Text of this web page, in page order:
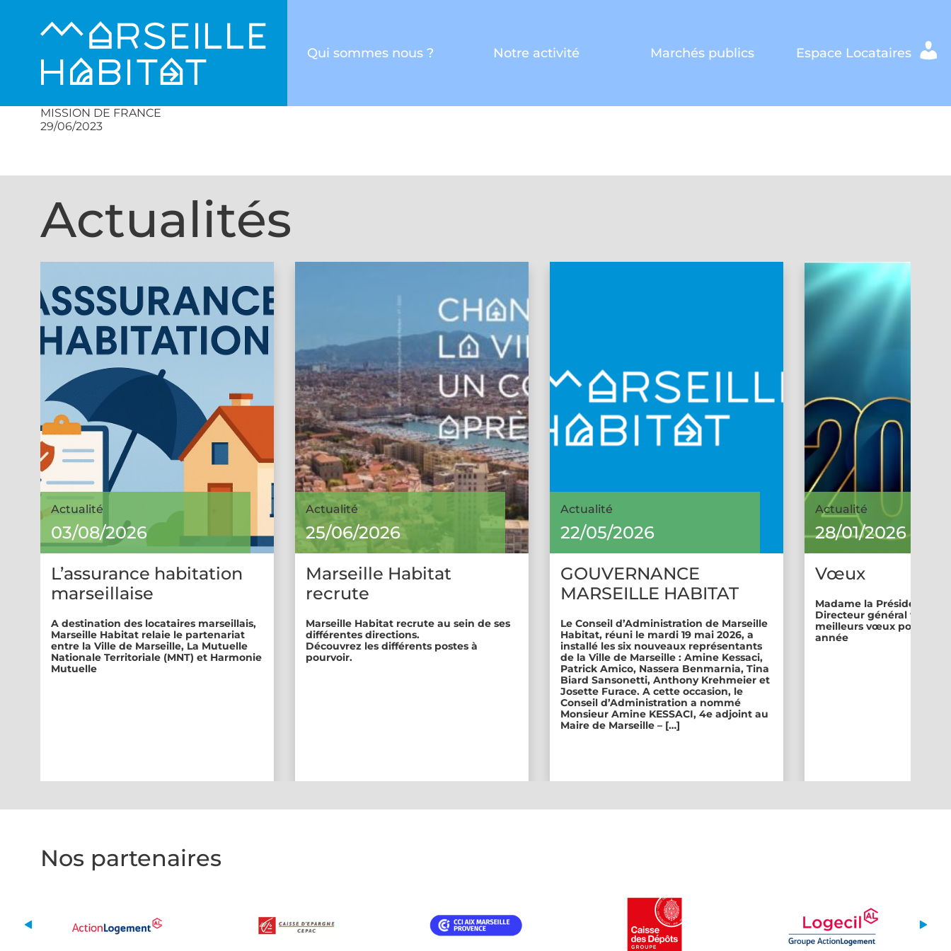
Qui sommes nous ? Notre activité Marchés publics Espace Locataires
MISSION DE FRANCE
29/06/2023
Actualités
Actualité
03/08/2026
L’assurance habitation
marseillaise
A destination des locataires marseillais,
Marseille Habitat relaie le partenariat
entre la Ville de Marseille, La Mutuelle
Nationale Territoriale (MNT) et Harmonie
Mutuelle
Actualité
25/06/2026
Marseille Habitat
recrute
Marseille Habitat recrute au sein de ses
différentes directions.
Découvrez les différents postes à
pourvoir.
Actualité
22/05/2026
GOUVERNANCE
MARSEILLE HABITAT
Le Conseil d’Administration de Marseille
Habitat, réuni le mardi 19 mai 2026, a
installé les six nouveaux représentants
de la Ville de Marseille : Amine Kessaci,
Patrick Amico, Nassera Benmarnia, Tina
Biard Sansonetti, Anthony Krehmeier et
Josette Furace. A cette occasion, le
Conseil d’Administration a nommé
Monsieur Amine KESSACI, 4e adjoint au
Maire de Marseille – […]
Actualité
28/01/2026
Vœux
Madame la Présidente et
Directeur général vous
meilleurs vœux pour
année
Nos partenaires